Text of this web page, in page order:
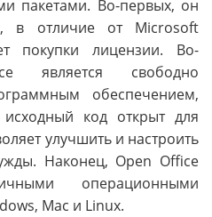
пакетами. Во-первых, он
в отличие от Microsoft
покупки лицензии. Во-
является свободно
обеспечением,
код открыт для
улучшить и настроить
Наконец, Open Office
операционными
Mac и Linux.